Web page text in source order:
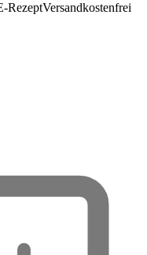
RezeptVersandkostenfrei